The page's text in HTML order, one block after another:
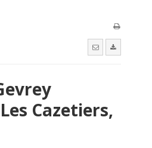
Cazetiers,